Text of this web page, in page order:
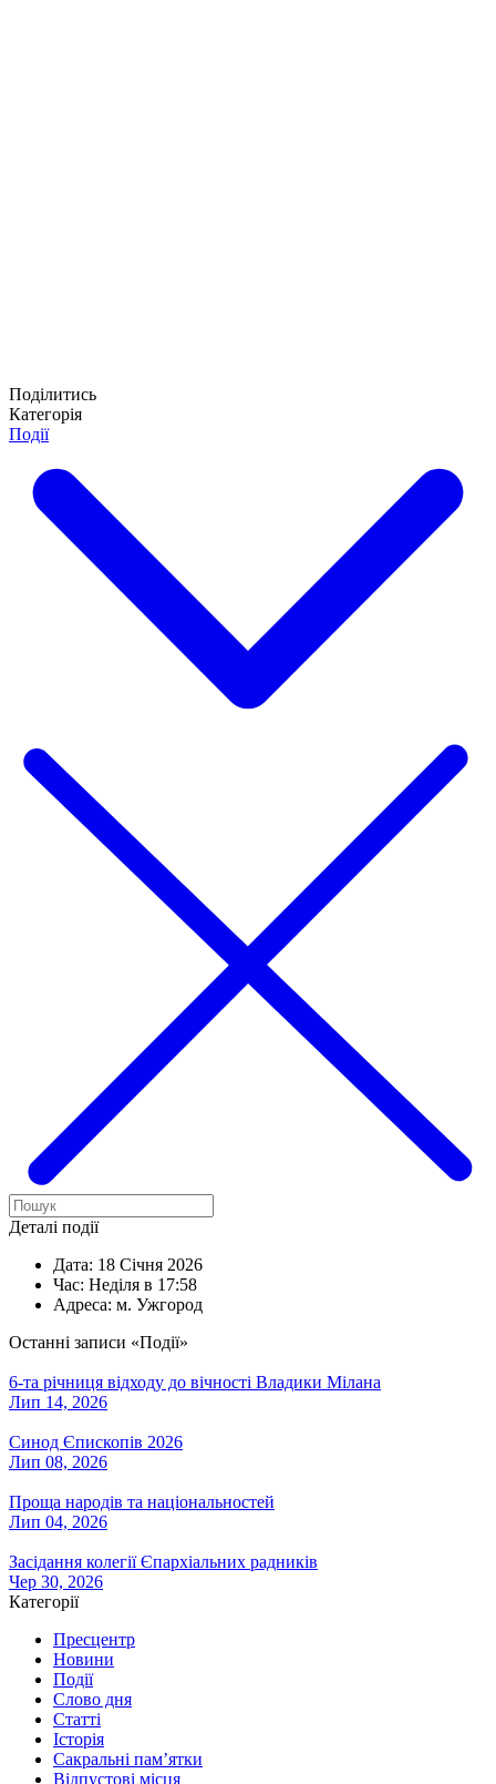
Поділитись
Категорія
Події
Деталі події
Дата: 18 Січня 2026
Час: Неділя в 17:58
Адреса: м. Ужгород
Останні записи «Події»
6-та річниця відходу до вічності Владики Мілана
Лип 14, 2026
Синод Єпископів 2026
Лип 08, 2026
Проща народів та національностей
Лип 04, 2026
Засідання колегії Єпархіальних радників
Чер 30, 2026
Категорії
Пресцентр
Новини
Події
Слово дня
Статті
Історія
Сакральні пам’ятки
Відпустові місця